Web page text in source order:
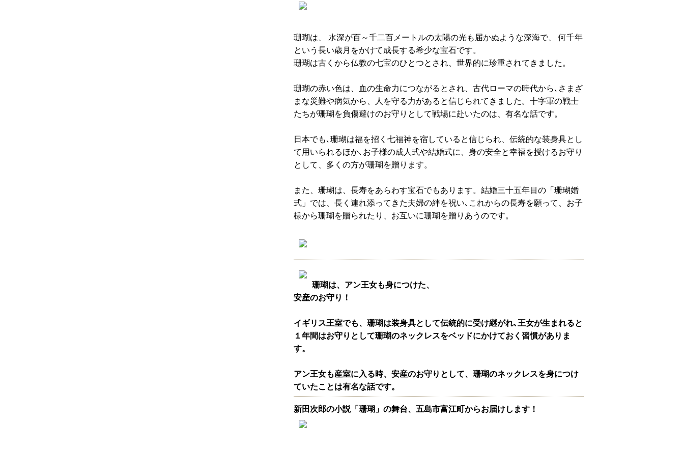
珊瑚は、 水深が百～千二百メートルの太陽の光も届かぬような深海で、 何千年
という長い歳月をかけて成長する希少な宝石です。
珊瑚は古くから仏教の七宝のひとつとされ、世界的に珍重されてきました。
珊瑚の赤い色は、血の生命力につながるとされ、古代ローマの時代から､さまざ
まな災難や病気から、人を守る力があると信じられてきました。十字軍の戦士
たちが珊瑚を負傷避けのお守りとして戦場に赴いたのは、有名な話です。
日本でも､珊瑚は福を招く七福神を宿していると信じられ、伝統的な装身具とし
て用いられるほか､お子様の成人式や結婚式に、身の安全と幸福を授けるお守り
として、多くの方が珊瑚を贈ります。
また、珊瑚は、長寿をあらわす宝石でもあります。結婚三十五年目の「珊瑚婚
式」では、長く連れ添ってきた夫婦の絆を祝い､これからの長寿を願って、お子
様から珊瑚を贈られたり、お互いに珊瑚を贈りあうのです。
珊瑚は、アン王女も身につけた、
安産のお守り！
イギリス王室でも、珊瑚は装身具として伝統的に受け継がれ､王女が生まれると
１年間はお守りとして珊瑚のネックレスをベッドにかけておく習慣がありま
す。
アン王女も産室に入る時、安産のお守りとして、珊瑚のネックレスを身につけ
ていたことは有名な話です。
新田次郎の小説「珊瑚」の舞台、五島市富江町からお届けします！